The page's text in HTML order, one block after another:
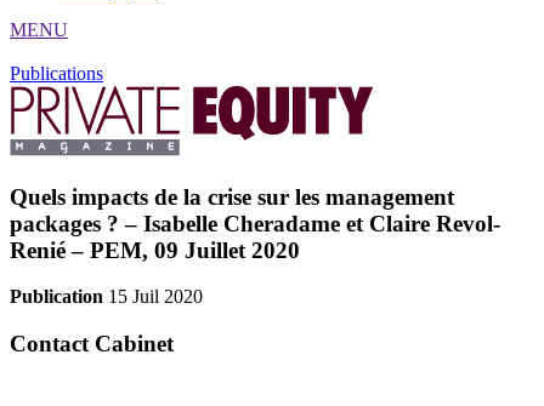
MENU
Publications
Quels impacts de la crise sur les management
packages ? – Isabelle Cheradame et Claire Revol-
Renié – PEM, 09 Juillet 2020
Publication 15 Juil 2020
Contact Cabinet